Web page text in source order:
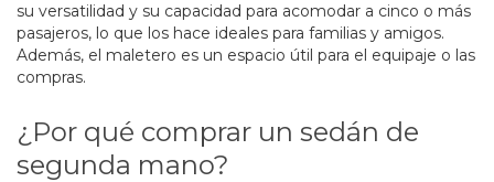
su versatilidad y su capacidad para acomodar a cinco o más
pasajeros, lo que los hace ideales para familias y amigos.
Además, el maletero es un espacio útil para el equipaje o las
compras.
¿Por qué comprar un sedán de
segunda mano?